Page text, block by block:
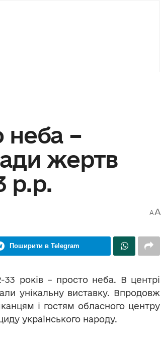
неба –
жертв
р.р.
AA
Поширити в Telegram
років – просто неба. В центрі
унікальну виставку. Впродовж
і гостям обласного центру
українського народу.